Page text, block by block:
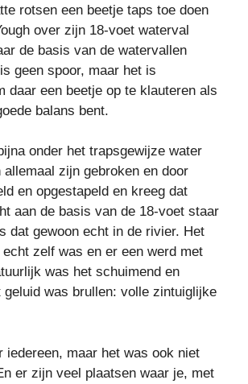
rotsen een beetje taps toe doen
over zijn 18-voet waterval
de basis van de watervallen
geen spoor, maar het is
daar een beetje op te klauteren als
balans bent.
onder het trapsgewijze water
zijn gebroken en door
en opgestapeld en kreeg dat
aan de basis van de 18-voet staar
dat gewoon echt in de rivier. Het
zelf was en er een werd met
was het schuimend en
geluid was brullen: volle zintuiglijke
iedereen, maar het was ook niet
er zijn veel plaatsen waar je, met